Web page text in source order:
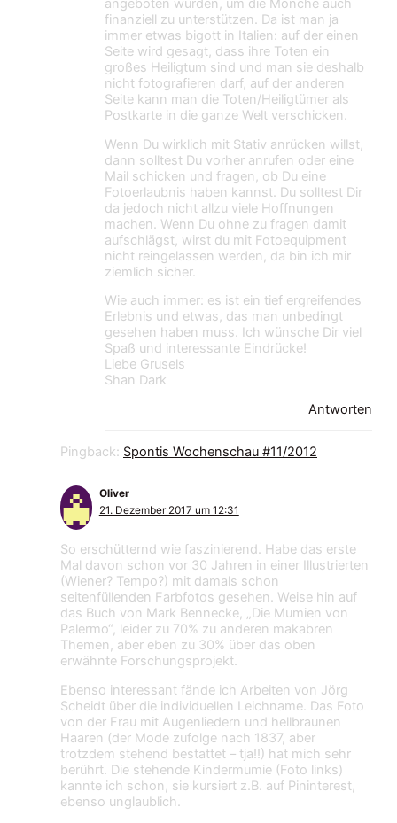
angeboten wurden, um die Mönche auch
finanziell zu unterstützen. Da ist man ja
immer etwas bigott in Italien: auf der einen
Seite wird gesagt, dass ihre Toten ein
großes Heiligtum sind und man sie deshalb
nicht fotografieren darf, auf der anderen
Seite kann man die Toten/Heiligtümer als
Postkarte in die ganze Welt verschicken.
Wenn Du wirklich mit Stativ anrücken willst,
dann solltest Du vorher anrufen oder eine
Mail schicken und fragen, ob Du eine
Fotoerlaubnis haben kannst. Du solltest Dir
da jedoch nicht allzu viele Hoffnungen
machen. Wenn Du ohne zu fragen damit
aufschlägst, wirst du mit Fotoequipment
nicht reingelassen werden, da bin ich mir
ziemlich sicher.
Wie auch immer: es ist ein tief ergreifendes
Erlebnis und etwas, das man unbedingt
gesehen haben muss. Ich wünsche Dir viel
Spaß und interessante Eindrücke!
Liebe Grusels
Shan Dark
Antworten
Pingback: Spontis Wochenschau #11/2012
Oliver
21. Dezember 2017 um 12:31
So erschütternd wie faszinierend. Habe das erste
Mal davon schon vor 30 Jahren in einer Illustrierten
(Wiener? Tempo?) mit damals schon
seitenfüllenden Farbfotos gesehen. Weise hin auf
das Buch von Mark Bennecke, „Die Mumien von
Palermo“, leider zu 70% zu anderen makabren
Themen, aber eben zu 30% über das oben
erwähnte Forschungsprojekt.
Ebenso interessant fände ich Arbeiten von Jörg
Scheidt über die individuellen Leichname. Das Foto
von der Frau mit Augenliedern und hellbraunen
Haaren (der Mode zufolge nach 1837, aber
trotzdem stehend bestattet – tja!!) hat mich sehr
berührt. Die stehende Kindermumie (Foto links)
kannte ich schon, sie kursiert z.B. auf Pininterest,
ebenso unglaublich.